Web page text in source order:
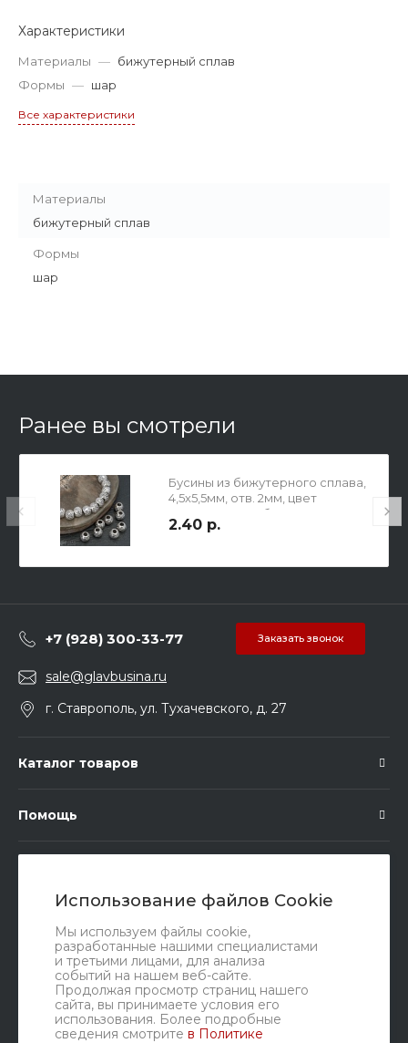
Использование файлов Cookie
Мы используем файлы cookie,
разработанные нашими специалистами
и третьими лицами, для анализа
событий на нашем веб-сайте.
Продолжая просмотр страниц нашего
сайта, вы принимаете условия его
использования. Более подробные
сведения смотрите в Политике
Характеристики
Материалы — бижутерный сплав
Формы — шар
Все характеристики
Материалы
бижутерный сплав
Формы
шар
Ранее вы смотрели
Бусины из бижутерного сплава,
4,5х5,5мм, отв. 2мм, цвет
античное серебро.
2.40 р.
+7 (928) 300-33-77 Заказать звонок
sale@glavbusina.ru
г. Ставрополь, ул. Тухачевского, д. 27
Каталог товаров
Помощь